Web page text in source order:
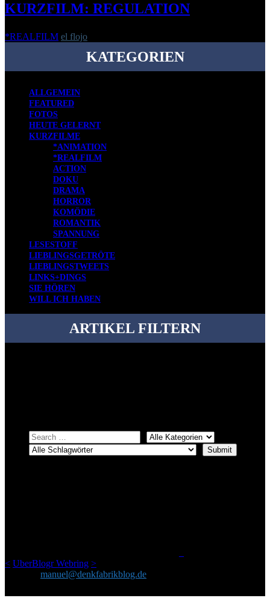
KURZFILM: REGULATION
*REALFILM el flojo
KATEGORIEN
ALLGEMEIN
FEATURED
FOTOS
HEUTE GELERNT
KURZFILME
*ANIMATION
*REALFILM
ACTION
DOKU
DRAMA
HORROR
KOMÖDIE
ROMANTIK
SPANNUNG
LESESTOFF
LIEBLINGSGETRÖTE
LIEBLINGSTWEETS
LINKS+DINGS
SIE HÖREN
WILL ICH HABEN
ARTIKEL FILTERN
< UberBlogr Webring >
manuel@denkfabrikblog.de